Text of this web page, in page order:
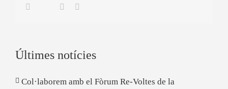
Facebook
TwitterLinkedin
Últimes notícies
Col·laborem amb el Fòrum Re-Voltes de la